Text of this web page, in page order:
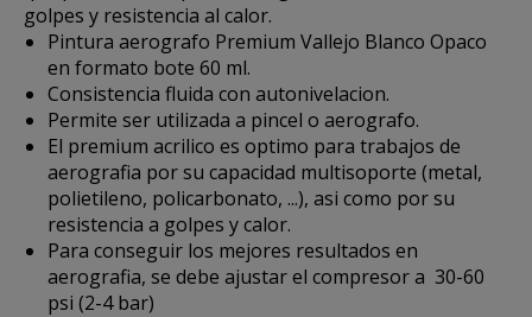
golpes y resistencia al calor.
Pintura aerografo Premium Vallejo Blanco Opaco
en formato bote 60 ml.
Consistencia fluida con autonivelacion.
Permite ser utilizada a pincel o aerografo.
El premium acrilico es optimo para trabajos de
aerografia por su capacidad multisoporte (metal,
polietileno, policarbonato, ...), asi como por su
resistencia a golpes y calor.
Para conseguir los mejores resultados en
aerografia, se debe ajustarel compresor a 30-60
psi (2-4 bar)